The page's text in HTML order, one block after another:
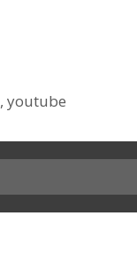
,youtube